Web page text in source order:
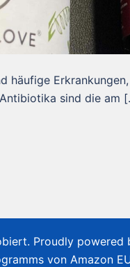
häufige
sind die am
Proudly powered
von Amazon